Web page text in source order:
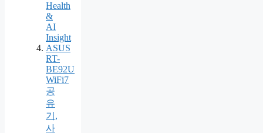
Health
&
AI
Insight
ASUS
RT-
BE92U
WiFi7
공
유
기,
사